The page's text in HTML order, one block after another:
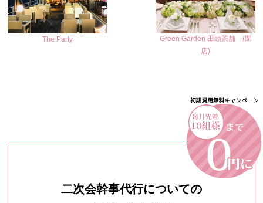
The Party
Green Garden 田頭茶舗 (閉
店)
二次会幹事代行についての